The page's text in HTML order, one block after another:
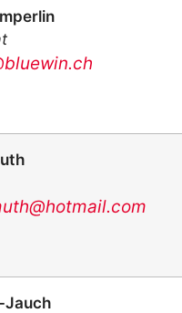
hotmail.com
Jauch